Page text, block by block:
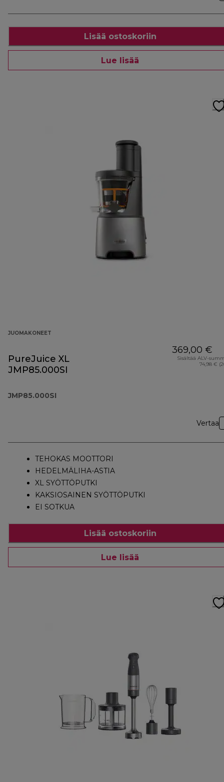
Lisää ostoskoriin
Lue lisää
JUOMAKONEET
PureJuice XL
JMP85.000SI
JMP85.000SI
369,00 €
Sisältää ALV-
74,98 €
Vertaa
TEHOKAS MOOTTORI
HEDELMÄLIHA-ASTIA
XL SYÖTTÖPUTKI
KAKSIOSAINEN SYÖTTÖPUTKI
EI SOTKUA
Lisää ostoskoriin
Lue lisää